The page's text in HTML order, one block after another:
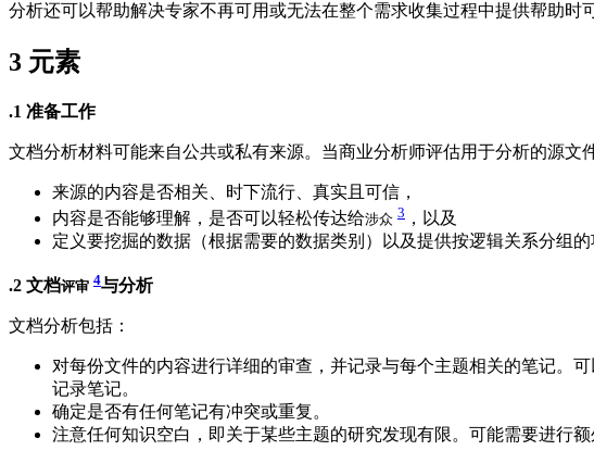
分析还可以帮助解决专家不再可用或无法在整个需求收集过程中提供帮助时
3 元素
.1 准备工作
文档分析材料可能来自公共或私有来源。当商业分析师评估用于分析的源文
来源的内容是否相关、时下流行、真实且可信，
内容是否能够理解，是否可以轻松传达给涉众 3 ，以及
定义要挖掘的数据（根据需要的数据类别）以及提供按逻辑关系分组的
.2 文档评审 4与分析
文档分析包括：
对每份文件的内容进行详细的审查，并记录与每个主题相关的笔记。
记录笔记。
确定是否有任何笔记有冲突或重复。
注意任何知识空白，即关于某些主题的研究发现有限。可能需要进行